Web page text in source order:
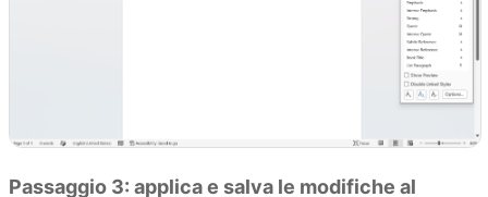
Passaggio 3: applica e salva le modifiche al